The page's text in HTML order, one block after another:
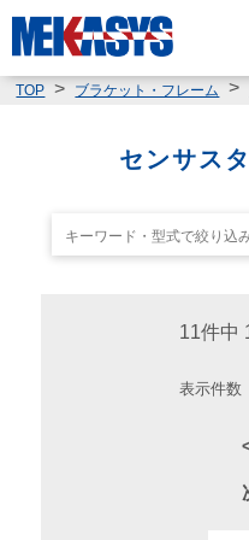
TOP ブラケット・フレーム
センサス
11件中
表示件数